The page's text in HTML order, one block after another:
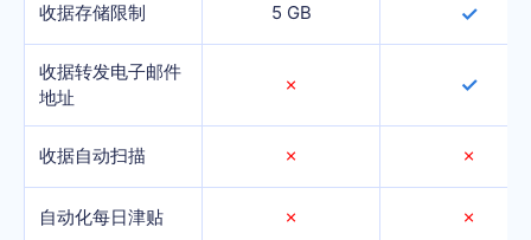
收据存储限制 5 GB ✓
收据转发电子邮件
地址
✗ ✓
收据自动扫描 ✗ ✗
自动化每日津贴 ✗ ✗